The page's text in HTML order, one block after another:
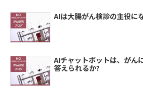
AIは大腸がん検診の主役に
AIチャットボットは、がん
答えられるか?